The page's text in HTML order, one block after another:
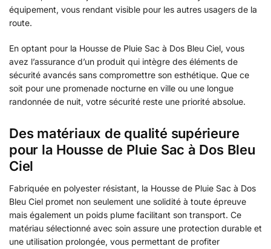
équipement, vous rendant visible pour les autres usagers de la
route.
En optant pour la Housse de Pluie Sac à Dos Bleu Ciel, vous
avez l’assurance d’un produit qui intègre des éléments de
sécurité avancés sans compromettre son esthétique. Que ce
soit pour une promenade nocturne en ville ou une longue
randonnée de nuit, votre sécurité reste une priorité absolue.
Des matériaux de qualité supérieure
pour la Housse de Pluie Sac à Dos Bleu
Ciel
Fabriquée en polyester résistant, la Housse de Pluie Sac à Dos
Bleu Ciel promet non seulement une solidité à toute épreuve
mais également un poids plume facilitant son transport. Ce
matériau sélectionné avec soin assure une protection durable et
une utilisation prolongée, vous permettant de profiter